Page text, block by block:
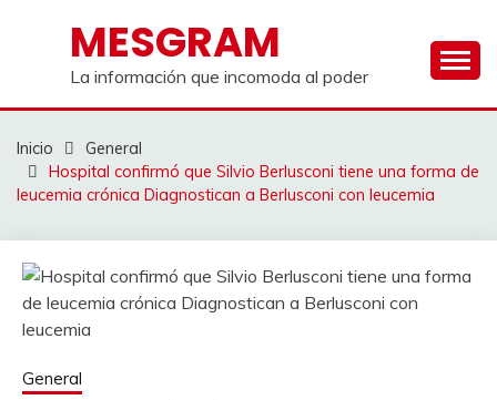
contenidoMESGRAM
La información que incomoda al poder
Inicio
General
Hospital confirmó que Silvio Berlusconi tiene una forma de
leucemia crónica Diagnostican a Berlusconi con leucemia
General